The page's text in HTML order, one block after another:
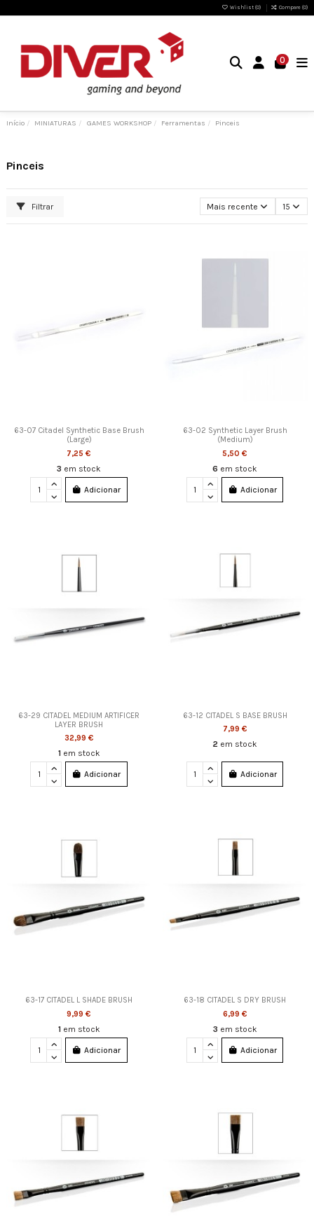
Wishlist (0) Compare (0)
0
Início MINIATURAS GAMES WORKSHOP Ferramentas Pinceis
Pinceis
Filtrar Mais recente 15
63-07 Citadel Synthetic Base Brush
(Large)
7,25 €
3 em stock
Adicionar
63-02 Synthetic Layer Brush
(Medium)
5,50 €
6 em stock
Adicionar
63-29 CITADEL MEDIUM ARTIFICER
LAYER BRUSH
32,99 €
1 em stock
Adicionar
63-12 CITADEL S BASE BRUSH
7,99 €
2 em stock
Adicionar
63-17 CITADEL L SHADE BRUSH
9,99 €
1 em stock
Adicionar
63-18 CITADEL S DRY BRUSH
6,99 €
3 em stock
Adicionar